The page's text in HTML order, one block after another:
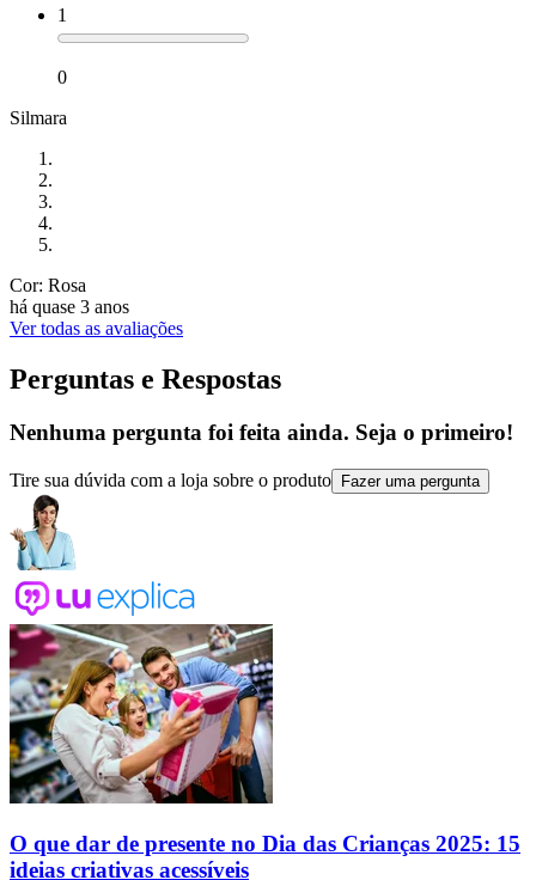
1
0
Silmara
Cor: Rosa
há quase 3 anos
Ver todas as avaliações
Perguntas e Respostas
Nenhuma pergunta foi feita ainda. Seja o primeiro!
Tire sua dúvida com a loja sobre o produto Fazer uma pergunta
O que dar de presente no Dia das Crianças 2025: 15
ideias criativas acessíveis